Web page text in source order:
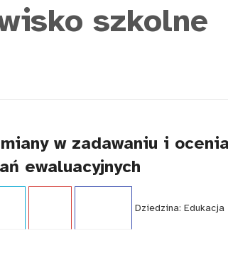
szkolne
w zadawaniu i
ewaluacyjnych
Dziedzina: Edukacja